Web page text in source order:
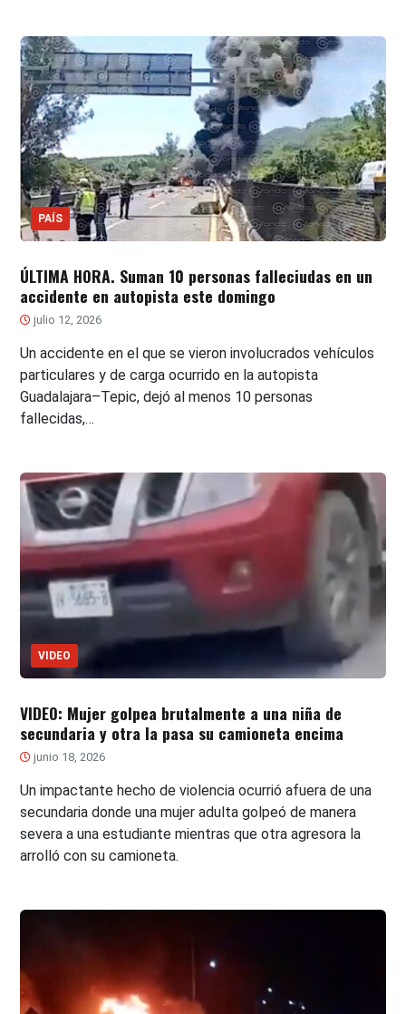
PAÍS
ÚLTIMA HORA. Suman 10 personas falleciudas en un
accidente en autopista este domingo
julio 12, 2026
Un accidente en el que se vieron involucrados vehículos
particulares y de carga ocurrido en la autopista
Guadalajara–Tepic, dejó al menos 10 personas
fallecidas,…
VIDEO
VIDEO: Mujer golpea brutalmente a una niña de
secundaria y otra la pasa su camioneta encima
junio 18, 2026
Un impactante hecho de violencia ocurrió afuera de una
secundaria donde una mujer adulta golpeó de manera
severa a una estudiante mientras que otra agresora la
arrolló con su camioneta.